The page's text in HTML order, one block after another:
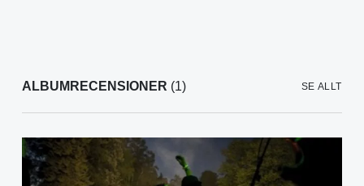
ALBUMRECENSIONER (1) SE ALLT